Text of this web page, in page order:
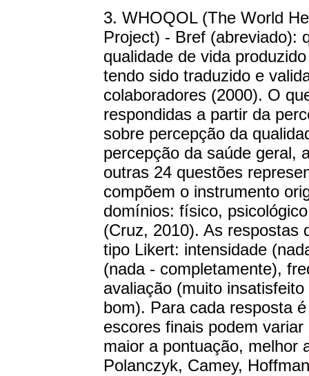
3. WHOQOL (The World
Project) - Bref (abreviado):
qualidade de vida
tendo sido traduzido e
colaboradores (2000). O
respondidas a partir da
sobre percepção da
percepção da saúde geral,
outras 24 questões
compõem o instrumento
domínios: físico,
(Cruz, 2010). As respostas
tipo Likert: intensidade
(nada - completamente),
avaliação (muito
bom). Para cada resposta
escores finais podem
maior a pontuação, melhor
Polanczyk, Camey,